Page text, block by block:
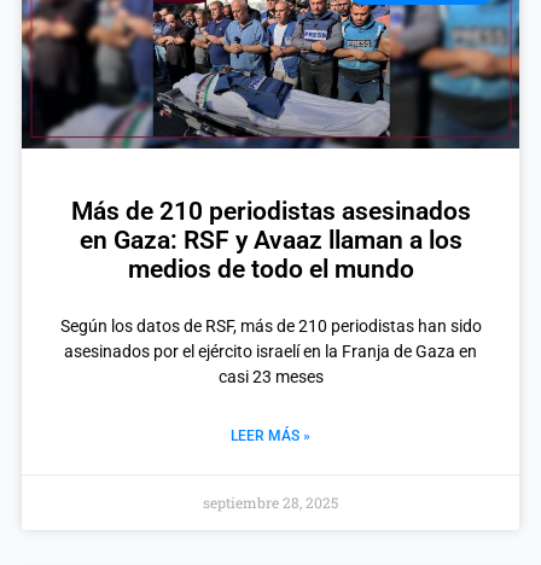
Más de 210 periodistas asesinados
en Gaza: RSF y Avaaz llaman a los
medios de todo el mundo
Según los datos de RSF, más de 210 periodistas han sido
asesinados por el ejército israelí en la Franja de Gaza en
casi 23 meses
LEER MÁS »
septiembre 28, 2025